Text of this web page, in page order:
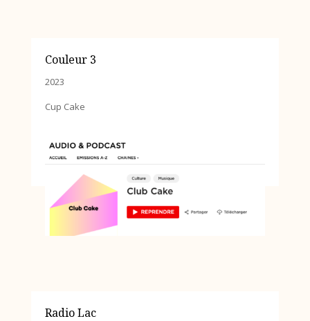
Couleur 3
2023
Cup Cake
Radio Lac